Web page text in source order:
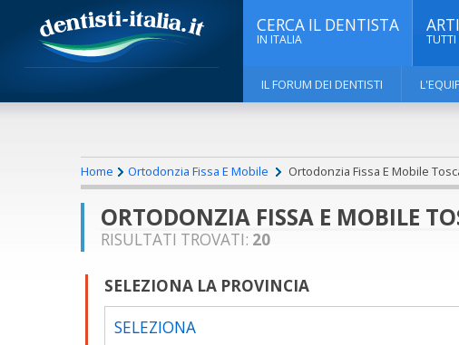
CERCA IL DENTISTA
IN ITALIA
IL FORUM DEI DENTISTI
Home Ortodonzia Fissa E Mobile Ortodonzia Fissa E Mobile
ORTODONZIA FISSA E MOBILE
RISULTATI TROVATI: 20
SELEZIONA LA PROVINCIA
SELEZIONA